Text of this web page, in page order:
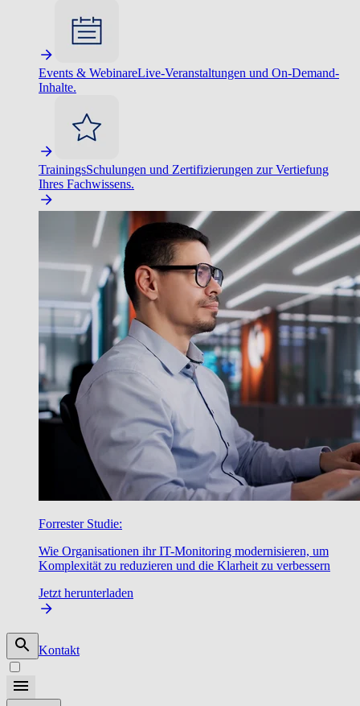
Events & WebinareLive-Veranstaltungen und On-Demand-
Inhalte.
TrainingsSchulungen und Zertifizierungen zur Vertiefung
Ihres Fachwissens.
Forrester Studie:
Wie Organisationen ihr IT-Monitoring modernisieren, um
Komplexität zu reduzieren und die Klarheit zu verbessern
Jetzt herunterladen
Kontakt